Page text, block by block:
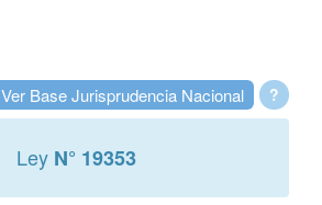
?
Ver Base Jurisprudencia Nacional
Ley N° 19353